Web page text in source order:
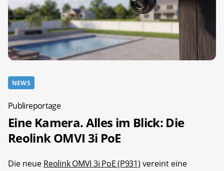
NEWS
Publireportage
Eine Kamera. Alles im Blick: Die
Reolink OMVI 3i PoE
Die neue Reolink OMVI 3i PoE (P931) vereint eine